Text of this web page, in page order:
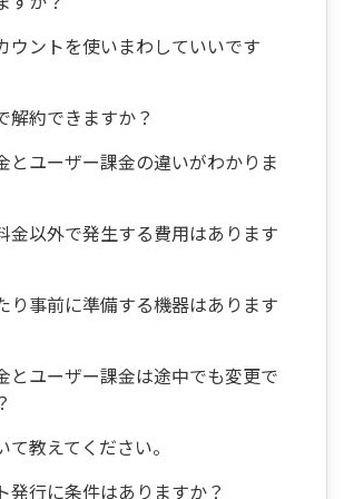
ウントを使いまわしていいです
解約できますか？
とユーザー課金の違いがわかりま
金以外で発生する費用はあります
り事前に準備する機器はあります
とユーザー課金は途中でも変更で
て教えてください。
発行に条件はありますか？